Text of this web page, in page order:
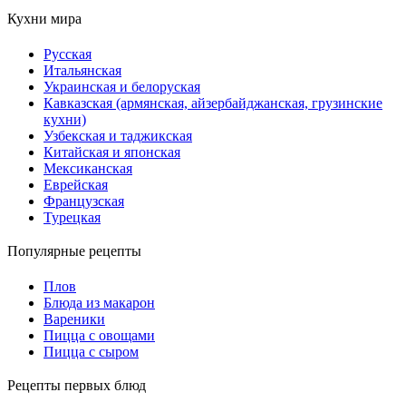
Кухни мира
Русская
Итальянская
Украинская и белоруская
Кавказская (армянская, айзербайджанская, грузинские
кухни)
Узбекская и таджикская
Китайская и японская
Мексиканская
Еврейская
Французская
Турецкая
Популярные рецепты
Плов
Блюда из макарон
Вареники
Пицца с овощами
Пицца с сыром
Рецепты первых блюд